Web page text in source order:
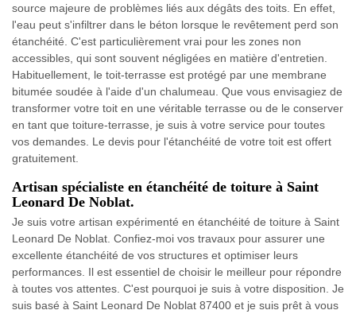
source majeure de problèmes liés aux dégâts des toits. En effet,
l'eau peut s'infiltrer dans le béton lorsque le revêtement perd son
étanchéité. C'est particulièrement vrai pour les zones non
accessibles, qui sont souvent négligées en matière d'entretien.
Habituellement, le toit-terrasse est protégé par une membrane
bitumée soudée à l'aide d'un chalumeau. Que vous envisagiez de
transformer votre toit en une véritable terrasse ou de le conserver
en tant que toiture-terrasse, je suis à votre service pour toutes
vos demandes. Le devis pour l'étanchéité de votre toit est offert
gratuitement.
Artisan spécialiste en étanchéité de toiture à Saint
Leonard De Noblat.
Je suis votre artisan expérimenté en étanchéité de toiture à Saint
Leonard De Noblat. Confiez-moi vos travaux pour assurer une
excellente étanchéité de vos structures et optimiser leurs
performances. Il est essentiel de choisir le meilleur pour répondre
à toutes vos attentes. C'est pourquoi je suis à votre disposition. Je
suis basé à Saint Leonard De Noblat 87400 et je suis prêt à vous